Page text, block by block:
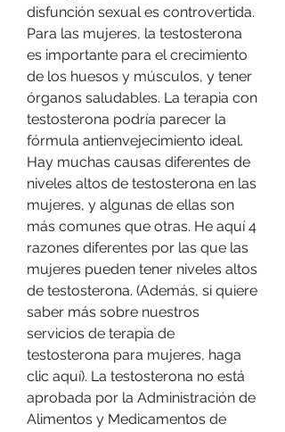
disfunción sexual es controvertida.
Para las mujeres, la testosterona
es importante para el crecimiento
de los huesos y músculos, y tener
órganos saludables. La terapia con
testosterona podría parecer la
fórmula antienvejecimiento ideal.
Hay muchas causas diferentes de
niveles altos de testosterona en las
mujeres, y algunas de ellas son
más comunes que otras. He aquí 4
razones diferentes por las que las
mujeres pueden tener niveles altos
de testosterona. (Además, si quiere
saber más sobre nuestros
servicios de terapia de
testosterona para mujeres, haga
clic aquí). La testosterona no está
aprobada por la Administración de
Alimentos y Medicamentos de